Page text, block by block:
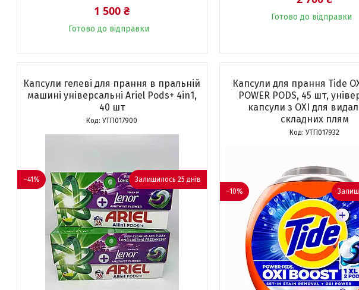
1 500 ₴
Готово до відправки
Готово до відправки
Капсули гелеві для прання в пральній
машині універсальні Ariel Pods+ 4in1,
40 шт
УТП017900
–41% Залишилось 25 днів
Капсули для прання Tide
POWER PODS, 45 шт,
капсули з OXI для
складних плям
УТП017932
–10%